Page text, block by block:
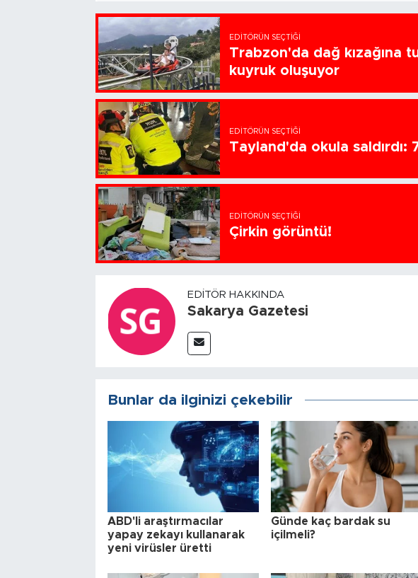
EDITÖRÜN SEÇTIĞI
Trabzon'da dağ kızağına
kuyruk oluşuyor
EDITÖRÜN SEÇTIĞI
Tayland'da okula saldırdı:
EDITÖRÜN SEÇTIĞI
Çirkin görüntü!
EDITÖR HAKKINDA
Sakarya Gazetesi
Bunlar da ilginizi çekebilir
ABD'li araştırmacılar
yapay zekayı kullanarak
yeni virüsler üretti
Günde kaç bardak su
içilmeli?